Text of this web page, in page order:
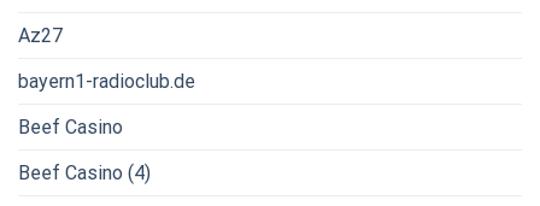
Az27
bayern1-radioclub.de
Beef Casino
Beef Casino (4)